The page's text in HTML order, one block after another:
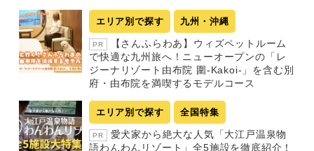
エリア別で探す 九州・沖縄
PR
【さんふらわあ】ウィズペットルーム
で快適な九州旅へ！ニューオープンの「レ
ジーナリゾート由布院 圍-Kakoi-」を含む別
府・由布院を満喫するモデルコース
エリア別で探す 全国特集
PR
愛犬家から絶大な人気「大江戸温泉物
語わんわんリゾート」全5施設を徹底紹介！